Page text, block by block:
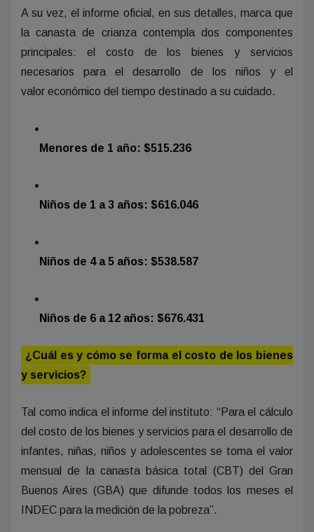
A su vez, el informe oficial, en sus detalles, marca que
la canasta de crianza contempla dos componentes
principales: el costo de los bienes y servicios
necesarios para el desarrollo de los niños y el
valor económico del tiempo destinado a su cuidado.
Menores de 1 año: $515.236
Niños de 1 a 3 años: $616.046
Niños de 4 a 5 años: $538.587
Niños de 6 a 12 años: $676.431
¿Cuál es y cómo se forma el costo de los bienes
y servicios?
Tal como indica el informe del instituto: “Para el cálculo
del costo de los bienes y servicios para el desarrollo de
infantes, niñas, niños y adolescentes se toma el valor
mensual de la canasta básica total (CBT) del Gran
Buenos Aires (GBA) que difunde todos los meses el
INDEC para la medición de la pobreza”.